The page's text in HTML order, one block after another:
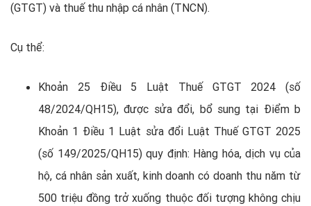
(GTGT) và thuế thu nhập cá nhân (TNCN).
Cụ thể:
Khoản 25 Điều 5 Luật Thuế GTGT 2024 (số
48/2024/QH15), được sửa đổi, bổ sung tại Điểm b
Khoản 1 Điều 1 Luật sửa đổi Luật Thuế GTGT 2025
(số 149/2025/QH15) quy định: Hàng hóa, dịch vụ của
hộ, cá nhân sản xuất, kinh doanh có doanh thu năm từ
500 triệu đồng trở xuống thuộc đối tượng không chịu